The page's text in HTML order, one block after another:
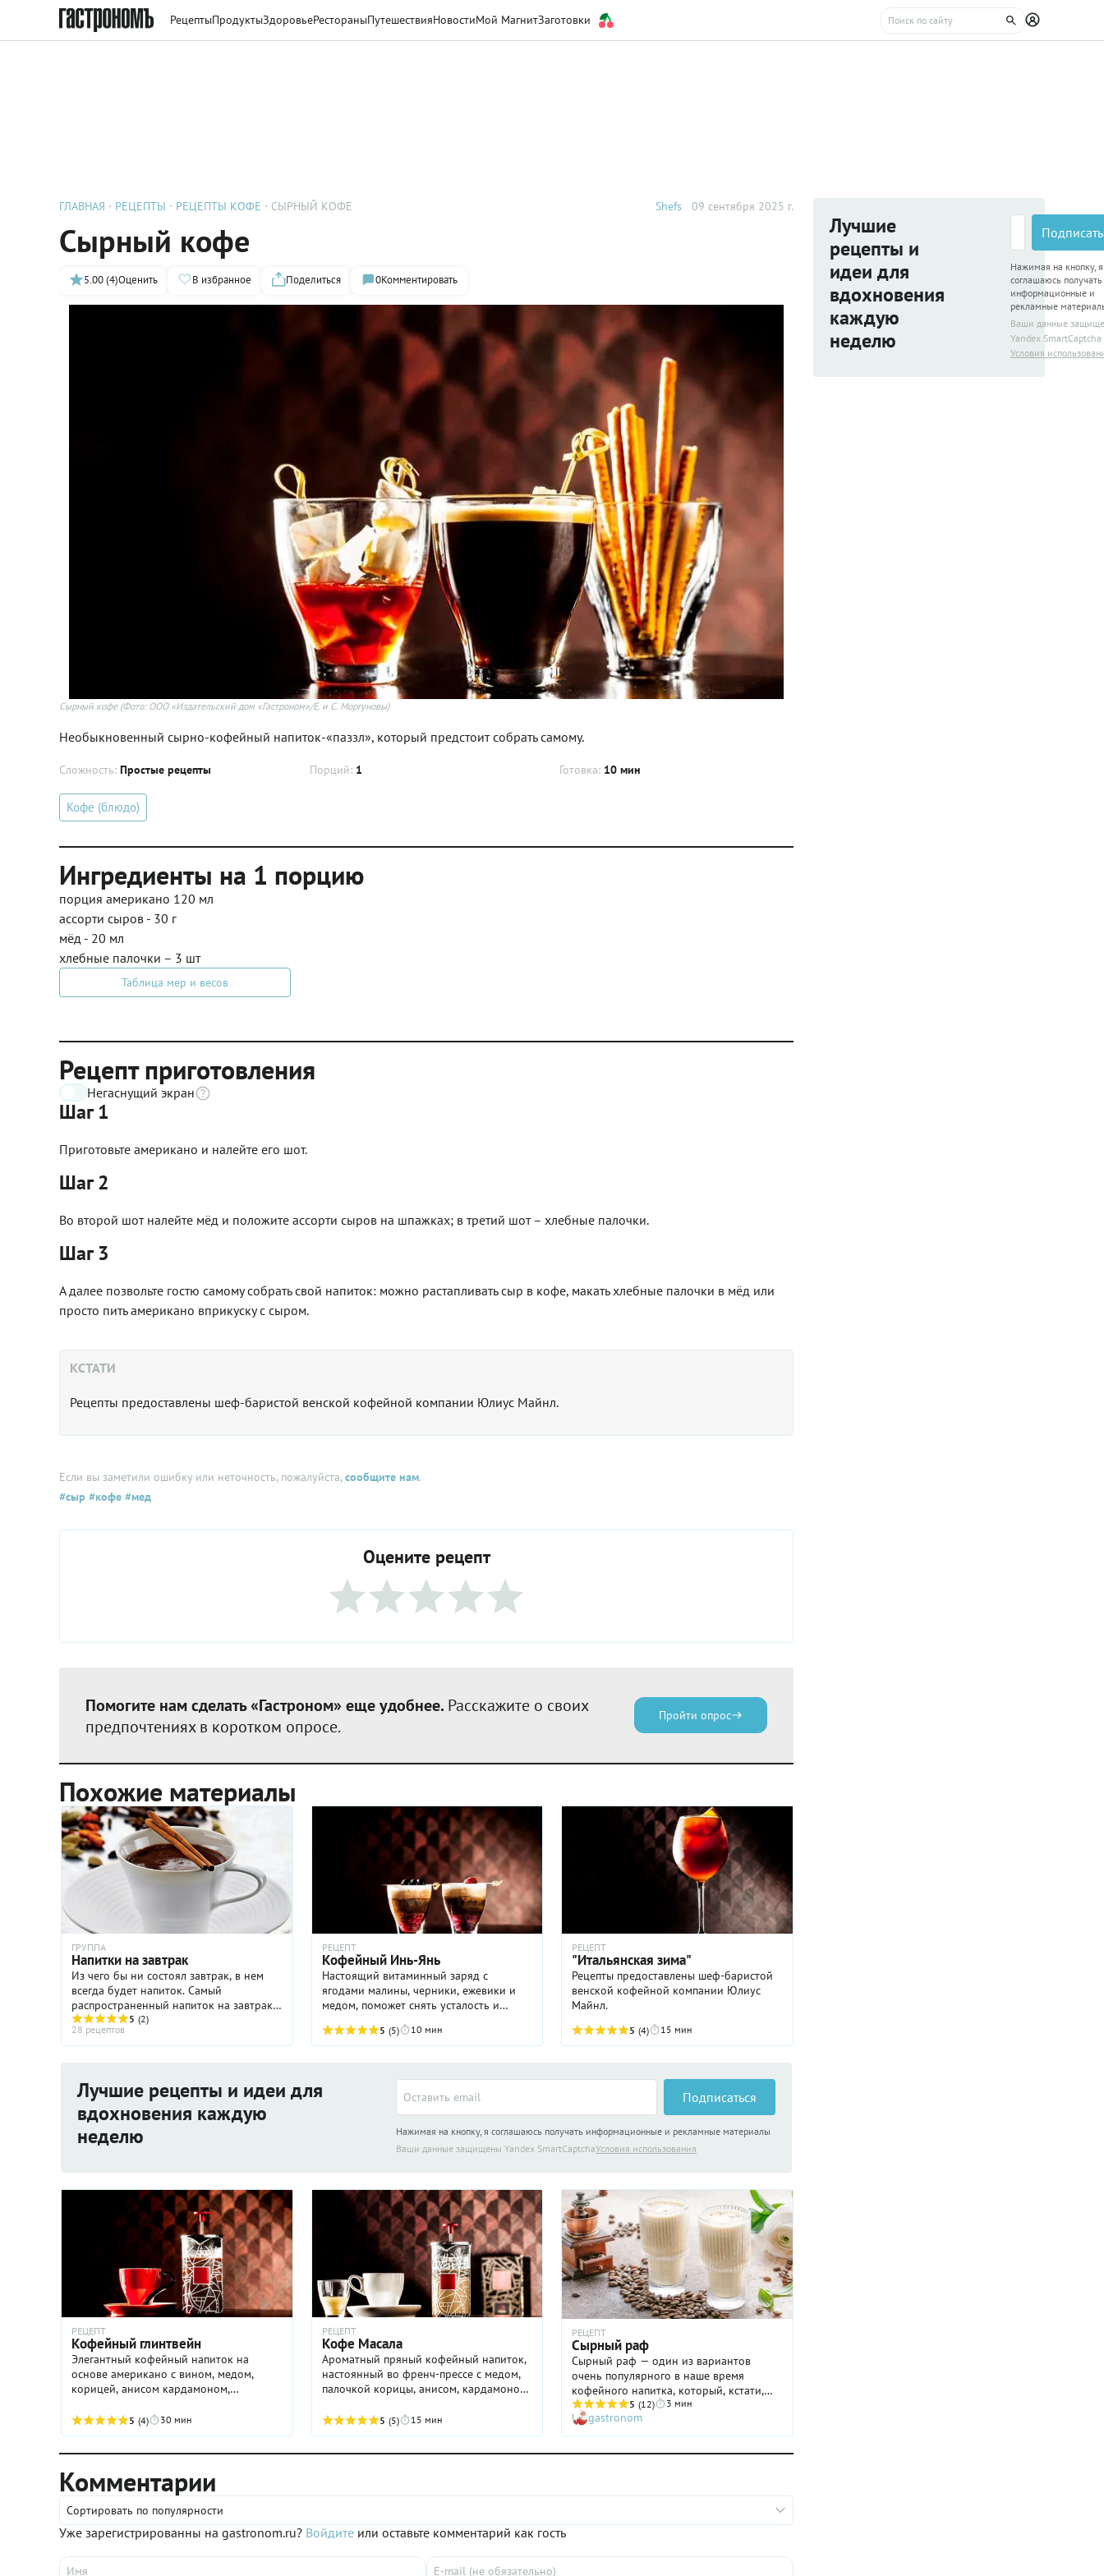
РецептыПродуктыЗдоровьеРестораныПутешествияНовостиМой МагнитЗаготовки
ГЛАВНАЯ РЕЦЕПТЫ РЕЦЕПТЫ КОФЕ СЫРНЫЙ КОФЕ Shefs 09 сентября 2025 г.
Сырный кофе
5.00 (4)Оценить В избранное Поделиться 0Комментировать
Сырный кофе(Фото: ООО «Издательский дом «Гастроном»/Е. и С. Моргуновы)
Необыкновенный сырно-кофейный напиток-«паззл», который предстоит собрать самому.
Сложность: Простые рецепты Порций: 1 Готовка: 10 мин
Кофе (блюдо)
Ингредиенты на 1 порцию
порция американо 120 мл
ассорти сыров - 30 г
мёд - 20 мл
хлебные палочки – 3 шт
Таблица мер и весов
Рецепт приготовления
Негаснущий экран
Шаг 1
Приготовьте американо и налейте его шот.
Шаг 2
Во второй шот налейте мёд и положите ассорти сыров на шпажках; в третий шот – хлебные палочки.
Шаг 3
А далее позвольте гостю самому собрать свой напиток: можно растапливать сыр в кофе, макать хлебные палочки в мёд или
просто пить американо вприкуску с сыром.
КСТАТИ
Рецепты предоставлены шеф-баристой венской кофейной компании Юлиус Майнл.
Если вы заметили ошибку или неточность, пожалуйста,сообщите нам.
#сыр #кофе #мед
Оцените рецепт
Помогите нам сделать «Гастроном» еще удобнее. Расскажите о своих
предпочтениях в коротком опросе.
Пройти опрос
Похожие материалы
ГРУППА
Напитки на завтрак
Из чего бы ни состоял завтрак, в нем
всегда будет напиток. Самый
распространенный напиток на завтрак
– кофе. Поверьте, есть много других
напитков, которые оказывают не менее
бодрящее действие: чай, ...
5 (2)
28 рецептов
РЕЦЕПТ
Кофейный Инь-Янь
Настоящий витаминный заряд с
ягодами малины, черники, ежевики и
медом, поможет снять усталость и
5 (5) 10 мин
РЕЦЕПТ
"Итальянская зима"
Рецепты предоставлены шеф-баристой
венской кофейной компании Юлиус
Майнл.
5 (4) 15 мин
Лучшие рецепты и идеи для
вдохновения каждую
неделю
Подписаться
Нажимая на кнопку, я соглашаюсь получать информационные и рекламные материалы
Ваши данные защищены Yandex SmartCaptchaУсловия использования
РЕЦЕПТ
Кофейный глинтвейн
Элегантный кофейный напиток на
основе американо с вином, медом,
корицей, анисом кардамоном,
сделает осень ярче, а зиму – теплее и
солнечнее.
5 (4) 30 мин
РЕЦЕПТ
Кофе Масала
Ароматный пряный кофейный напиток,
настоянный во френч-прессе с медом,
палочкой корицы, анисом, кардамоном,
не только неповторимым вкусом, но и
полезными ...
5 (5) 15 мин
РЕЦЕПТ
Сырный раф
Сырный раф — один из вариантов
очень популярного в наше время
кофейного напитка, который, кстати,
был изобретен именно в России.
Рассказывают, что в середине 90х
постоянный посетитель одной из
московских кофеен озадачил баристу
ассортимент ему надоел. Некоторое
ломали головы, что же предложить
Суть рецепта была довольна проста:
5 (12) 3 мин
gastronom
Комментарии
Сортировать по популярности
Уже зарегистрированны на gastronom.ru? Войдите или оставьте комментарий как гость
Лучшие
рецепты и
идеи для
вдохновения
каждую
неделю
Нажимая на кнопку, я
соглашаюсь получать
информационные и
рекламные
Ваши данные
Yandex SmartCaptcha
Условия